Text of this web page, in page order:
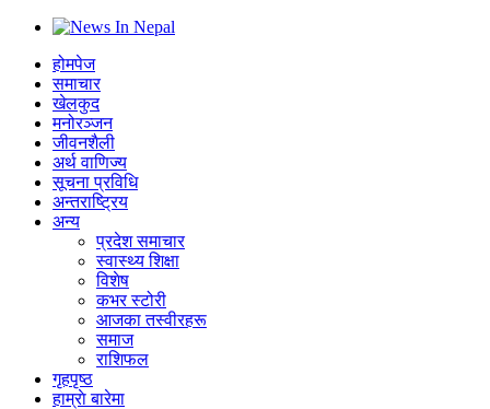
होमपेज
समाचार
खेलकुद
मनोरञ्जन
जीवनशैली
अर्थ वाणिज्य
सूचना प्रविधि
अन्तराष्ट्रिय
अन्य
प्रदेश समाचार
स्वास्थ्य शिक्षा
विशेष
कभर स्टोरी
आजका तस्वीरहरू
समाज
राशिफल
गृहपृष्ठ
हाम्राे बारेमा